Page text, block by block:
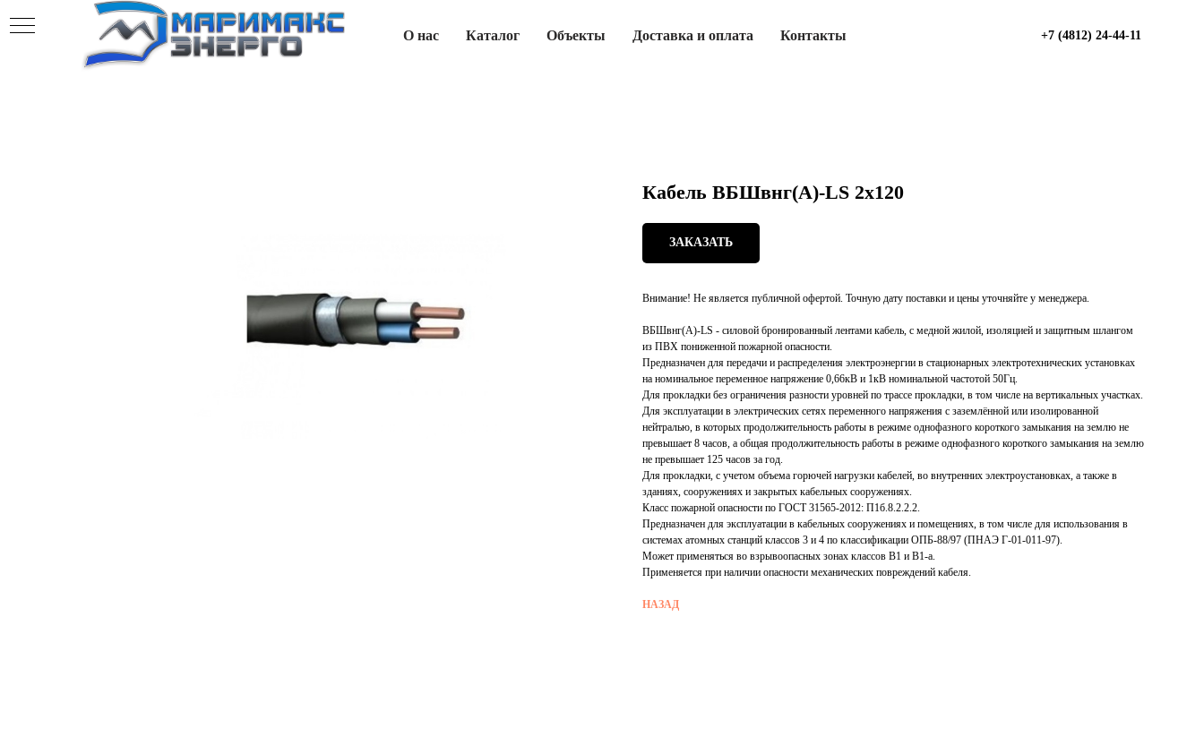
О нас Каталог Объекты Доставка и оплата Контакты +7 (4812) 24-44-11
Кабель ВБШвнг(А)-LS 2х120
ЗАКАЗАТЬ
Внимание! Не является публичной офертой. Точную дату поставки и цены уточняйте у менеджера.
ВБШвнг(А)-LS - силовой бронированный лентами кабель, с медной жилой, изоляцией и защитным шлангом
из ПВХ пониженной пожарной опасности.
Предназначен для передачи и распределения электроэнергии в стационарных электротехнических установках
на номинальное переменное напряжение 0,66кВ и 1кВ номинальной частотой 50Гц.
Для прокладки без ограничения разности уровней по трассе прокладки, в том числе на вертикальных участках.
Для эксплуатации в электрических сетях переменного напряжения с заземлённой или изолированной
нейтралью, в которых продолжительность работы в режиме однофазного короткого замыкания на землю не
превышает 8 часов, а общая продолжительность работы в режиме однофазного короткого замыкания на землю
не превышает 125 часов за год.
Для прокладки, с учетом объема горючей нагрузки кабелей, во внутренних электроустановках, а также в
зданиях, сооружениях и закрытых кабельных сооружениях.
Класс пожарной опасности по ГОСТ 31565-2012: П1б.8.2.2.2.
Предназначен для эксплуатации в кабельных сооружениях и помещениях, в том числе для использования в
системах атомных станций классов 3 и 4 по классификации ОПБ-88/97 (ПНАЭ Г-01-011-97).
Может применяться во взрывоопасных зонах классов В1 и В1-а.
Применяется при наличии опасности механических повреждений кабеля.
НАЗАД